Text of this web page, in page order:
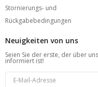
Stornierungs- und
Rückgabebedingungen
Neuigkeiten von uns
Seien Sie der erste, der über
informiert ist!